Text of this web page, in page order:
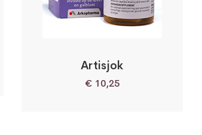
Artisjok
€ 10,25